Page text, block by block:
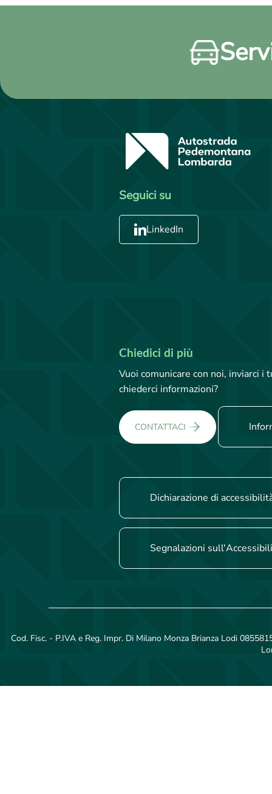
Seguici su
LinkedIn
Chiedici di più
Vuoi comunicare con noi, inviarci
chiederci informazioni?
CONTATTACI
Dichiarazione di
Segnalazioni
Cod. Fisc. - P.IVA e Reg. Impr. Di Milano Monza Brianza Lodi